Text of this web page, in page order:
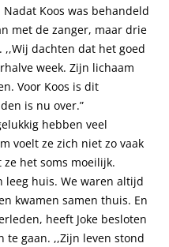
Nadat Koos was behandeld
met de zanger, maar drie
dachten dat het goed
week. Zijn lichaam
Voor Koos is dit
is nu over.”
hebben veel
voelt ze zich niet zo vaak
het soms moeilijk.
leeg huis. We waren altijd
kwamen samen thuis. En
heeft Joke besloten
te gaan. ,,Zijn leven stond